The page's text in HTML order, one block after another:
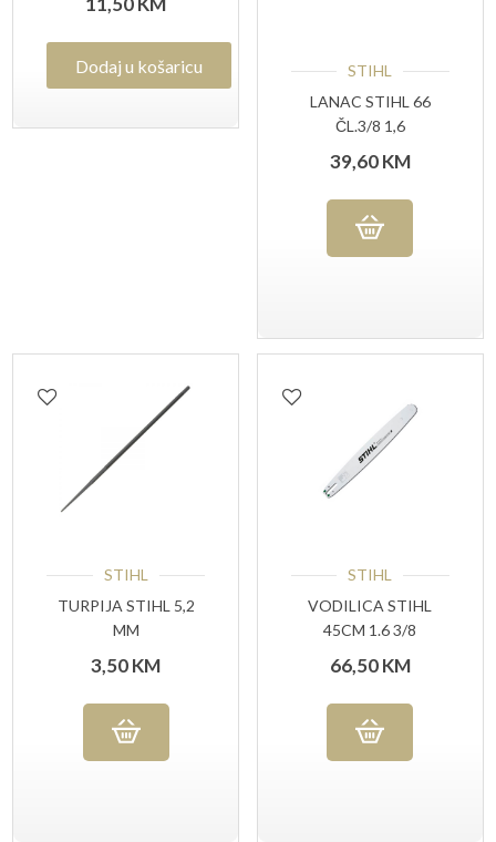
Dodaj u košaricu
STIHL
LANAC STIHL 66
ČL.3/8 1,6
39,60KM
STIHL
TURPIJA STIHL 5,2
MM
3,50KM
STIHL
VODILICA STIHL
45CM 1.6 3/8
66,50KM